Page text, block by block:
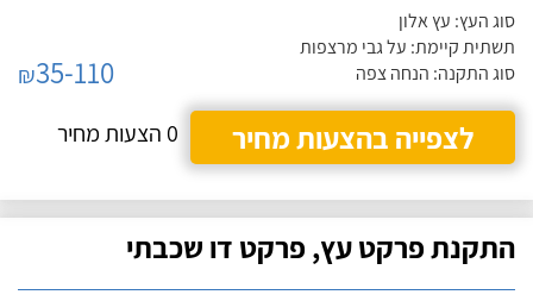
סוג העץ: עץ אלון
תשתית קיימת: על גבי מרצפות
סוג התקנה: הנחה צפה
₪35-110
לצפייה בהצעות מחיר
0 הצעות מחיר
התקנת פרקט עץ, פרקט דו שכבתי